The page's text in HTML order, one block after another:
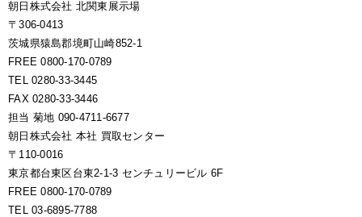
朝日株式会社 北関東展示場
〒306-0413
茨城県猿島郡境町山崎852-1
FREE 0800-170-0789
TEL 0280-33-3445
FAX 0280-33-3446
担当 菊地 090-4711-6677
朝日株式会社 本社 買取センター
〒110-0016
東京都台東区台東2-1-3 センチュリービル 6F
FREE 0800-170-0789
TEL 03-6895-7788